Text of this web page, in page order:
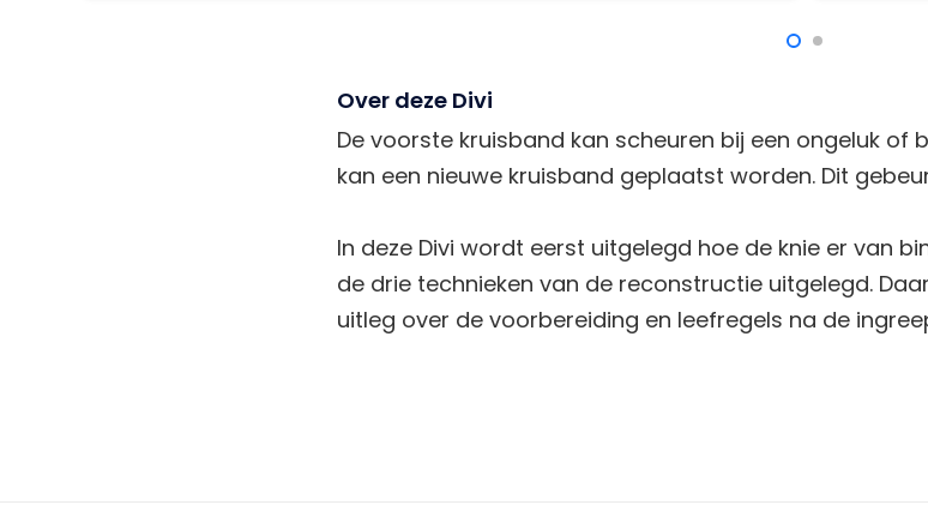
Over deze Divi
De voorste kruisband kan scheuren bij een ongeluk of
kan een nieuwe kruisband geplaatst worden. Dit
In deze Divi wordt eerst uitgelegd hoe de knie er van
de drie technieken van de reconstructie uitgelegd.
uitleg over de voorbereiding en leefregels na de